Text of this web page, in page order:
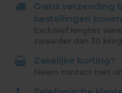
Gratis verzending
bestellingen
Exclusief lengtes
zwaarder dan 30
Zakelijke korting?
Neem contact met